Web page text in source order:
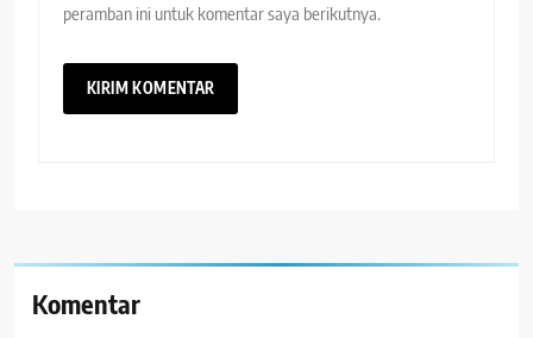
peramban ini untuk komentar saya berikutnya.
Komentar